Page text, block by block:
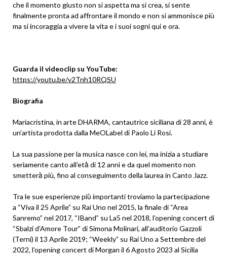
che il momento giusto non si aspetta ma si crea, si sente
finalmente pronta ad affrontare il mondo e non si ammonisce più
ma si incoraggia a vivere la vita e i suoi sogni qui e ora.
Guarda il videoclip su YouTube:
https://youtu.be/v2Tnh10RQSU
Biografia
Mariacristina, in arte DHARMA, cantautrice siciliana di 28 anni, è
un’artista prodotta dalla MeOLabel di Paolo Li Rosi.
La sua passione per la musica nasce con lei, ma inizia a studiare
seriamente canto all’età̀̀ di 12 anni e da quel momento non
smetterà̀ più, fino al conseguimento della laurea in Canto Jazz.
Tra le sue esperienze più̀ importanti troviamo la partecipazione
a “Viva il 25 Aprile” su Rai Uno nel 2015, la finale di “Area
Sanremo” nel 2017, “IBand” su La5 nel 2018, l’opening concert di
“Sbalzi d’Amore Tour” di Simona Molinari, all’auditorio Gazzoli
(Terni) il 13 Aprile 2019; “Weekly” su Rai Uno a Settembre del
2022, l’opening concert di Morgan il 6 Agosto 2023 al Sicilia